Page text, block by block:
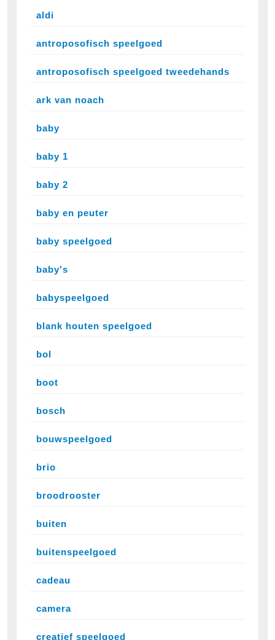
aldi
antroposofisch speelgoed
antroposofisch speelgoed tweedehands
ark van noach
baby
baby 1
baby 2
baby en peuter
baby speelgoed
baby's
babyspeelgoed
blank houten speelgoed
bol
boot
bosch
bouwspeelgoed
brio
broodrooster
buiten
buitenspeelgoed
cadeau
camera
creatief speelgoed